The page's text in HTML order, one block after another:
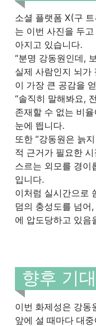
소셜 플랫폼 X(구
는 이번 사진을 두
아지고 있습니다.
“분명 강동원인데,
실제 사람인지 뇌가
이 가장 큰 공감을
“솔직히 말해봐요,
존재할 수 없는 비
눈에 띕니다.
또한 “강동원은 늙
적 근거가 필요한
스르는 외모를 경이
입니다.
이처럼 실시간으로
덤의 충성도를 넘어
에 압도당하고 있음
향후 기
이번 화제성은 강동
앞에 설 때마다 대